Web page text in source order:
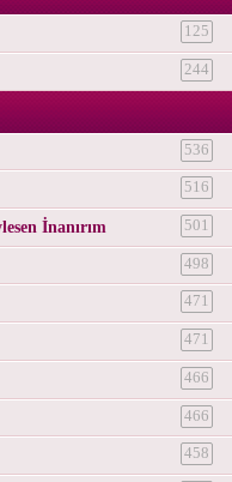
125
244
536
516
İnanırım 501
498
471
471
466
466
458